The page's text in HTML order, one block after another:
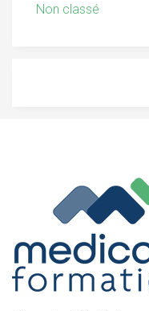
Non classé